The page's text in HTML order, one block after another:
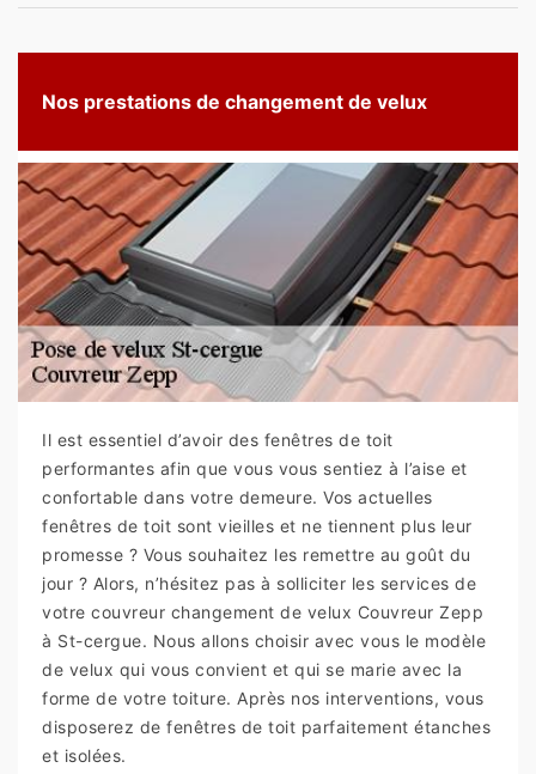
Nos prestations de changement de velux
Il est essentiel d’avoir des fenêtres de toit
performantes afin que vous vous sentiez à l’aise et
confortable dans votre demeure. Vos actuelles
fenêtres de toit sont vieilles et ne tiennent plus leur
promesse ? Vous souhaitez les remettre au goût du
jour ? Alors, n’hésitez pas à solliciter les services de
votre couvreur changement de velux Couvreur Zepp
à St-cergue. Nous allons choisir avec vous le modèle
de velux qui vous convient et qui se marie avec la
forme de votre toiture. Après nos interventions, vous
disposerez de fenêtres de toit parfaitement étanches
et isolées.